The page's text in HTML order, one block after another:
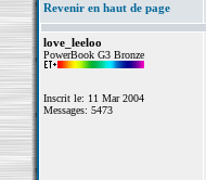
Revenir en haut de page
love_leeloo
PowerBook G3 Bronze
Inscrit le: 11 Mar 2004
Messages: 5473